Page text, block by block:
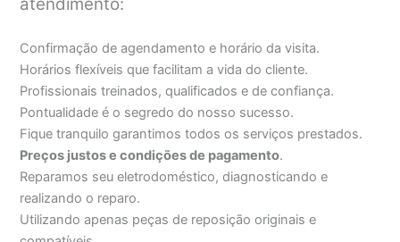
Confirmação de agendamento e horário da visita.
Horários flexíveis que facilitam a vida do cliente.
Profissionais treinados, qualificados e de confiança.
Pontualidade é o segredo do nosso sucesso.
Fique tranquilo garantimos todos os serviços prestados.
Preços justos e condições de pagamento.
Reparamos seu eletrodoméstico, diagnosticando e
realizando o reparo.
Utilizando apenas peças de reposição originais e